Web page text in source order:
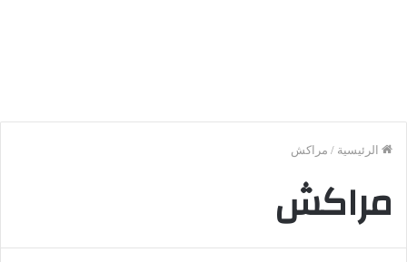
الرئيسية / مراكش
مراكش